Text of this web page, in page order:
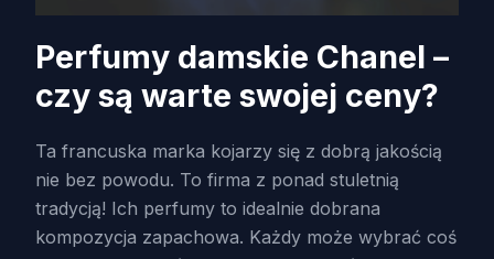
Perfumy damskie Chanel –
czy są warte swojej ceny?
Ta francuska marka kojarzy się z dobrą jakością
nie bez powodu. To firma z ponad stuletnią
tradycją! Ich perfumy to idealnie dobrana
kompozycja zapachowa. Każdy może wybrać coś